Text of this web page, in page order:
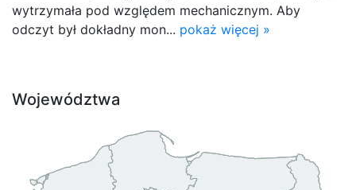
wytrzymała pod względem mechanicznym. Aby
odczyt był dokładny mon... pokaż więcej »
Województwa